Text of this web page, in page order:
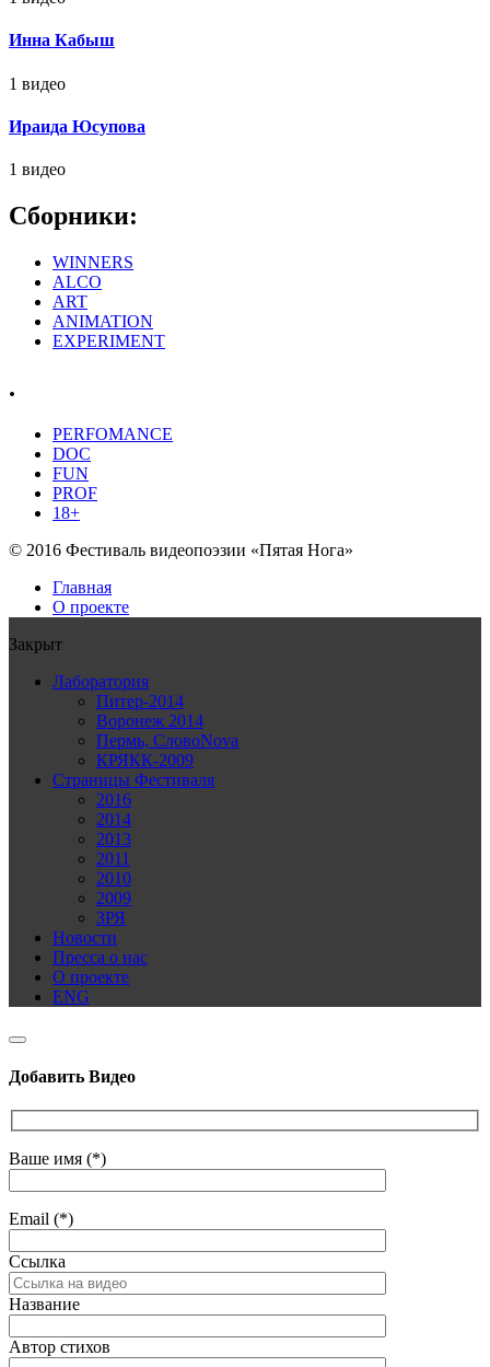
Инна Кабыш
1 видео
Ираида Юсупова
1 видео
Сборники:
WINNERS
ALCO
ART
ANIMATION
EXPERIMENT
.
PERFOMANCE
DOC
FUN
PROF
18+
© 2016 Фестиваль видеопоэзии «Пятая Нога»
Главная
О проекте
Закрыт
Лаборатория
Питер-2014
Воронеж 2014
Пермь, СловоNova
КРЯКК-2009
Страницы Фестиваля
2016
2014
2013
2011
2010
2009
ЗРЯ
Новости
Пресса о нас
О проекте
ENG
Добавить Видео
Ваше имя (*)
Email (*)
Ссылка
Название
Автор стихов